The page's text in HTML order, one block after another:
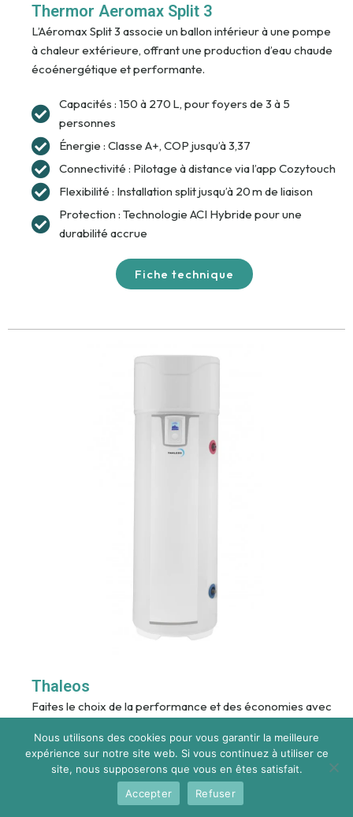
Thermor Aeromax Split 3
L’Aéromax Split 3 associe un ballon intérieur à une pompe
à chaleur extérieure, offrant une production d’eau chaude
écoénergétique et performante.
Capacités : 150 à 270 L, pour foyers de 3 à 5
personnes
Énergie : Classe A+, COP jusqu’à 3,37
Connectivité : Pilotage à distance via l’app Cozytouch
Flexibilité : Installation split jusqu’à 20 m de liaison
Protection : Technologie ACI Hybride pour une
durabilité accrue
Fiche technique
Thaleos
Faites le choix de la performance et des économies avec
thermodynamique révolutionnaire :
Jusqu'à 75% d'économie d'énergie
Pompe à chaleur intégrée qui utilise les calories de
Nous utilisons des cookies pour vous garantir la meilleure
expérience sur notre site web. Si vous continuez à utiliser ce
site, nous supposerons que vous en êtes satisfait.
Accepter
Refuser